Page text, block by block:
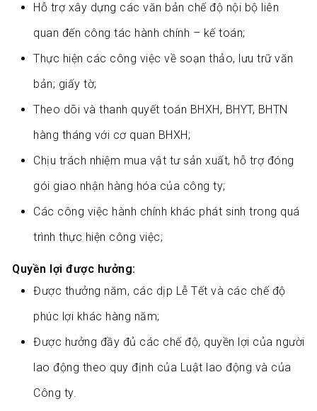
Hỗ trợ xây dựng các văn bản chế độ nội bộ liên
quan đến công tác hành chính – kế toán;
Thực hiện các công việc về soạn thảo, lưu trữ văn
bản; giấy tờ;
Theo dõi và thanh quyết toán BHXH, BHYT, BHTN
hàng tháng với cơ quan BHXH;
Chịu trách nhiệm mua vật tư sản xuất, hỗ trợ đóng
gói giao nhận hàng hóa của công ty;
Các công việc hành chính khác phát sinh trong quá
trình thực hiện công việc;
Quyền lợi được hưởng:
Được thưởng năm, các dịp Lễ Tết và các chế độ
phúc lợi khác hàng năm;
Được hưởng đầy đủ các chế độ, quyền lợi của người
lao động theo quy định của Luật lao động và của
Công ty.